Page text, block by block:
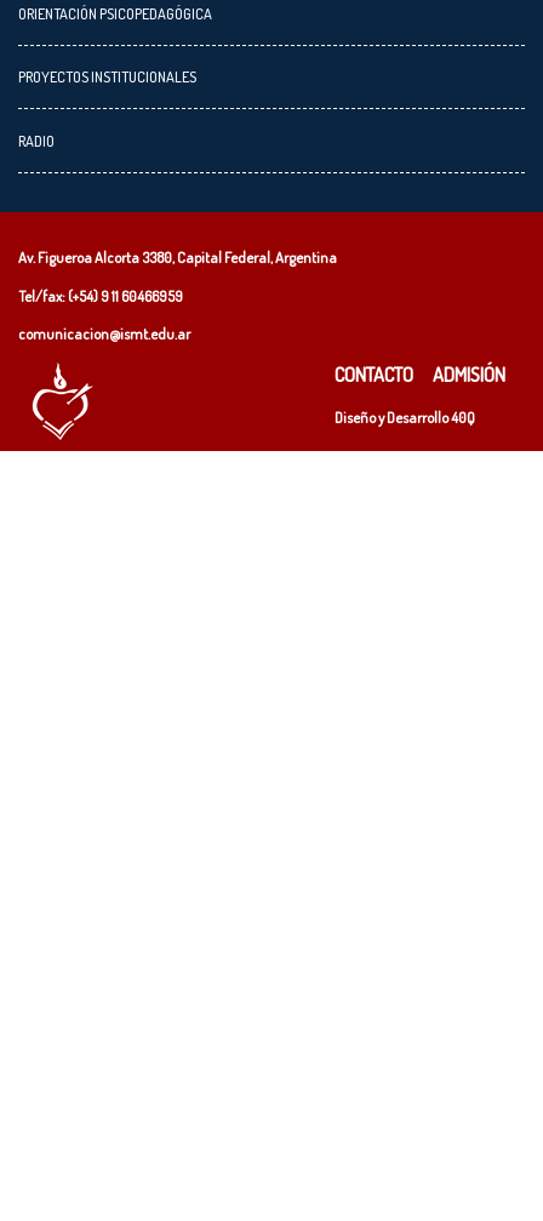
ORIENTACIÓN PSICOPEDAGÓGICA
PROYECTOS INSTITUCIONALES
RADIO
Av. Figueroa Alcorta 3380, Capital Federal, Argentina
Tel/fax: (+54)9 11 60466959
comunicacion@ismt.edu.ar
CONTACTO ADMISIÓN
Diseño y Desarrollo40Q